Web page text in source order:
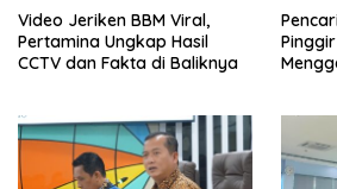
Video Jeriken BBM Viral,
Pertamina Ungkap Hasil
CCTV dan Fakta di Baliknya